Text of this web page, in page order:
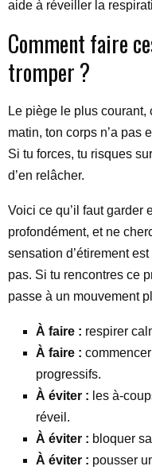
aide à réveiller la
Comment faire
tromper ?
Le piège le plus courant,
matin, ton corps n’a pas
Si tu forces, tu risques
d’en relâcher.
Voici ce qu’il faut garder
profondément, et ne
sensation d’étirement
pas. Si tu rencontres ce
passe à un mouvement
À faire : respirer
À faire :
progressifs.
À éviter : les à-
réveil.
À éviter : bloquer
À éviter : pousser